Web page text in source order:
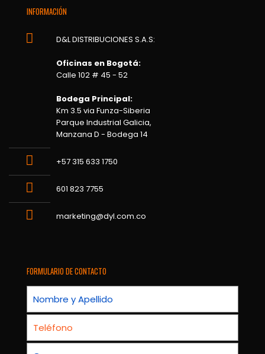
INFORMACIÓN
D&L DISTRIBUCIONES S.A.S:
Oficinas en Bogotá:
Calle 102 # 45 - 52
Bodega Principal:
Km 3.5 via Funza-Siberia
Parque Industrial Galicia,
Manzana D - Bodega 14
+57 315 633 1750
601 823 7755
marketing@dyl.com.co
FORMULARIO DE CONTACTO